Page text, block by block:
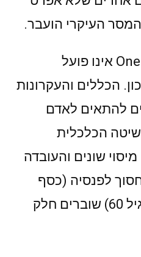
העיקרי הועבר.
עקרון ה - One size fits all אינו פועל
הכללים והעקרונות
להתאים לאדם
הכלכלית
שונים והעובדה
לפנסיה (כסף
שיפגשו שוב רק אחרי גיל 60) שוברים חלק